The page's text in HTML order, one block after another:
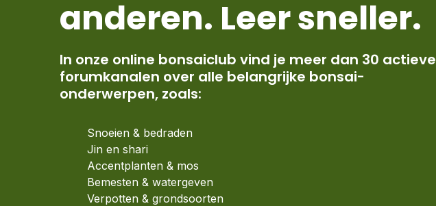
anderen. Leer sneller.
In onze online bonsaiclub vind je meer dan 30 actieve
forumkanalen over alle belangrijke bonsai-
onderwerpen, zoals:
Snoeien & bedraden
Jin en shari
Accentplanten & mos
Bemesten & watergeven
Verpotten & grondsoorten